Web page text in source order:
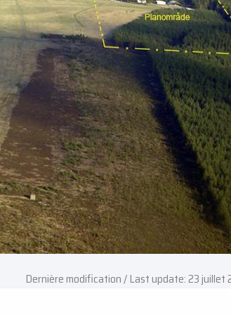
Dernière modification / Last update: 23 juillet